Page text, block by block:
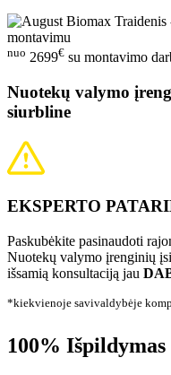
nuo 2699€ su montavimo
Nuotekų valymo
siurbline
EKSPERTO
Paskubėkite pasinaudoti
Nuotekų valymo įrenginių
išsamią konsultaciją jau
*kiekvienoje savivaldybėje
100%